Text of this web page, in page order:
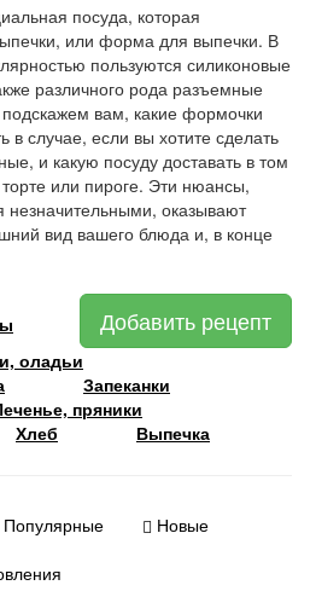
посуда, которая
или форма для выпечки. В
пользуются силиконовые
различного рода разъемные
вам, какие формочки
в случае, если вы хотите сделать
и какую посуду доставать в том
или пироге. Эти нюансы,
незначительными, оказывают
вид вашего блюда и, в конце
Добавить рецепт
оладьи
Запеканки
пряники
Хлеб Выпечка
Популярные
Новые